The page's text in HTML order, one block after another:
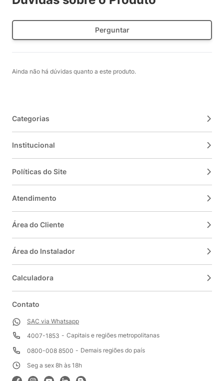
Perguntar
Ainda não há dúvidas quanto a este produto.
Categorias
Institucional
Políticas do Site
Atendimento
Área do Cliente
Área do Instalador
Calculadora
Contato
SAC via Whatsapp
4007-1853
Capitais e regiões metropolitanas
0800-008 8500
Demais regiões do país
Seg a sex 8h às 18h